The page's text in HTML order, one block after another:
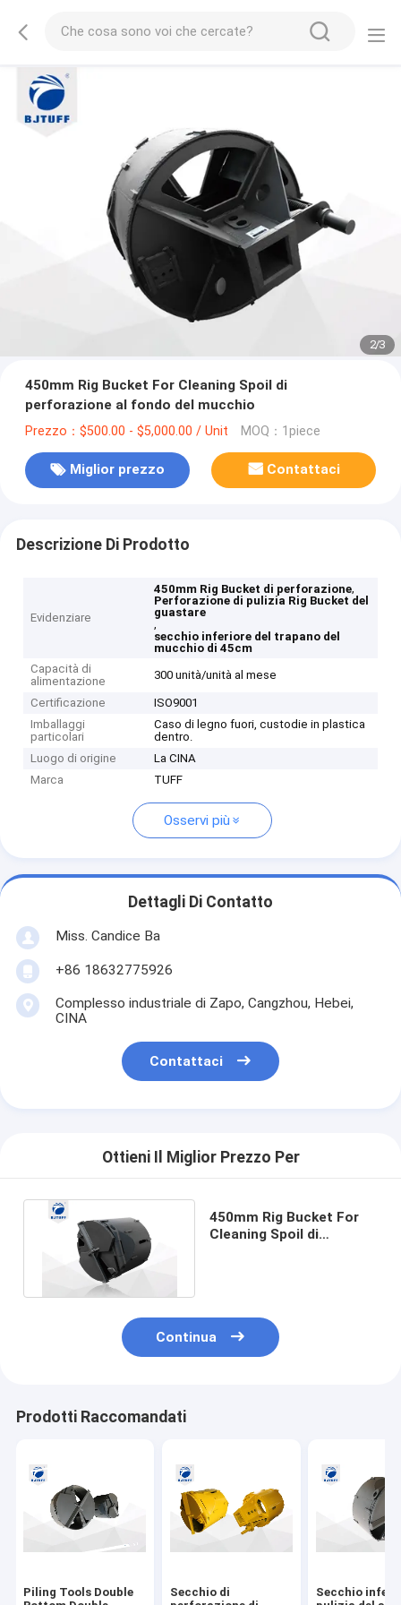
2/3
450mm Rig Bucket For Cleaning Spoil di
perforazione al fondo del mucchio
Prezzo：$500.00 - $5,000.00 / Unit MOQ：1piece
Miglior prezzo Contattaci
Descrizione Di Prodotto
Evidenziare
450mm Rig Bucket di perforazione,
Perforazione di pulizia Rig Bucket del
guastare
,
secchio inferiore del trapano del
mucchio di 45cm
Capacità di
alimentazione
300 unità/unità al mese
Certificazione
ISO9001
Imballaggi
particolari
Caso di legno fuori, custodie in plastica
dentro.
Luogo di origine
La CINA
Marca
TUFF
Osservi più
Dettagli Di Contatto
Miss. Candice Ba
+86 18632775926
Complesso industriale di Zapo, Cangzhou, Hebei,
CINA
Contattaci
Ottieni Il Miglior Prezzo Per
450mm Rig Bucket For
Cleaning Spoil di
Continua
Prodotti Raccomandati
Piling Tools Double
Secchio di
Secchio